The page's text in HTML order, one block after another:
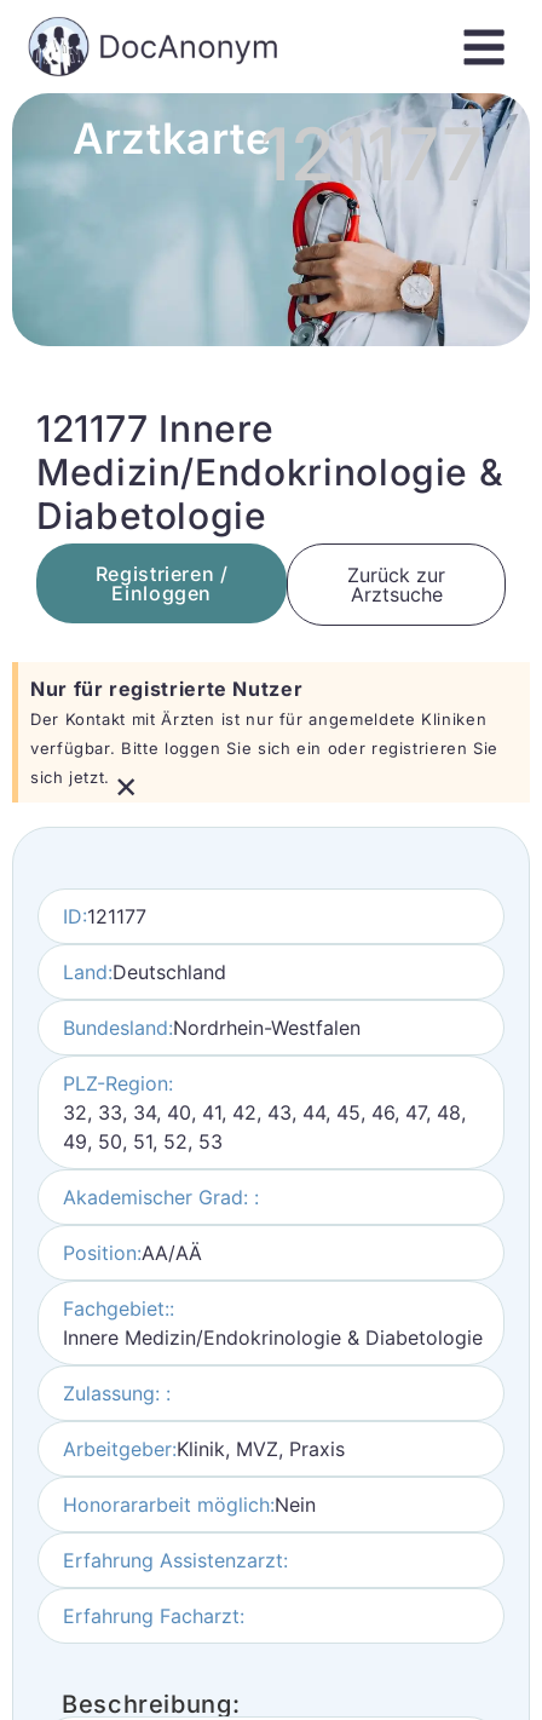
Arztkarte121177
121177 Innere
Medizin/Endokrinologie &
Diabetologie
Registrieren /
Einloggen
Zurück zur
Arztsuche
Nur für registrierte Nutzer
Der Kontakt mit Ärzten ist nur für angemeldete Kliniken
verfügbar. Bitte loggen Sie sich ein oder registrieren Sie
sich jetzt. ×
ID:121177
Land:Deutschland
Bundesland:Nordrhein-Westfalen
PLZ-Region:
32, 33, 34, 40, 41, 42, 43, 44, 45, 46, 47, 48,
49, 50, 51, 52, 53
Akademischer Grad: :
Position:AA/AÄ
Fachgebiet::
Innere Medizin/Endokrinologie & Diabetologie
Zulassung: :
Arbeitgeber:Klinik, MVZ, Praxis
Honorararbeit möglich:Nein
Erfahrung Assistenzarzt:
Erfahrung Facharzt:
Beschreibung: